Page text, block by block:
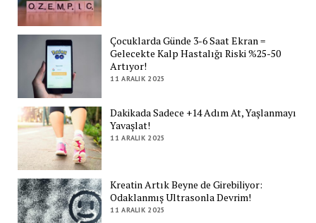
Çocuklarda Günde 3-6 Saat Ekran =
Gelecekte Kalp Hastalığı Riski %25-50
Artıyor!
11 ARALIK 2025
Dakikada Sadece +14 Adım At, Yaşlanmayı
Yavaşlat!
11 ARALIK 2025
Kreatin Artık Beyne de Girebiliyor:
Odaklanmış Ultrasonla Devrim!
11 ARALIK 2025